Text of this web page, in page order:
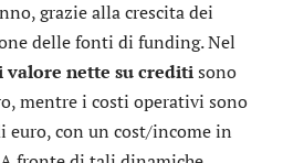
grazie alla crescita dei
delle fonti di funding. Nel
nette su creditisono
mentre i costi operativi sono
con un cost/income in